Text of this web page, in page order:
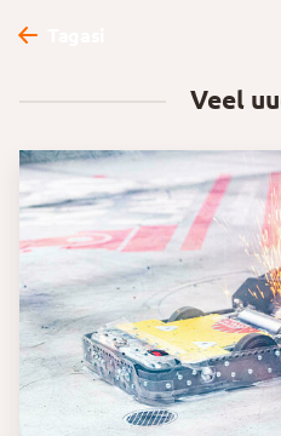
Veel